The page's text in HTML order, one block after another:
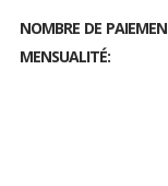
NOMBRE DE
MENSUALITÉ: